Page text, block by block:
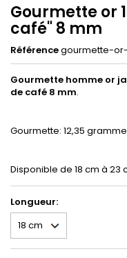
Gourmette or
café" 8 mm
Référencegourmette-
Gourmette homme or
de café 8 mm.
Gourmette: 12,35
Disponible de 18 cm à 23
Longueur: